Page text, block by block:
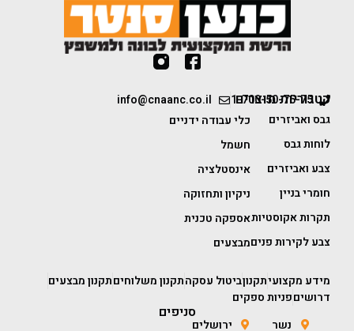
1-700-50-75-75
info@cnaanc.co.il קטגוריות מוצרים
גבס ואביזרים
לוחות גבס
צבע ואביזרים
חומרי בניין
תקרות אקוסטיות
צבע לקירות פנים
כלי עבודה ידניים
חשמל
אינסטלציה
ניקיון ותחזוקה
אספקה טכנית
מבצעים
מידע מקצועיתקנוןביטול עסקהתקנון משלוחיםתקנון מבצעים
דרושיםפניות ספקים
סניפים
נשר ירושלים